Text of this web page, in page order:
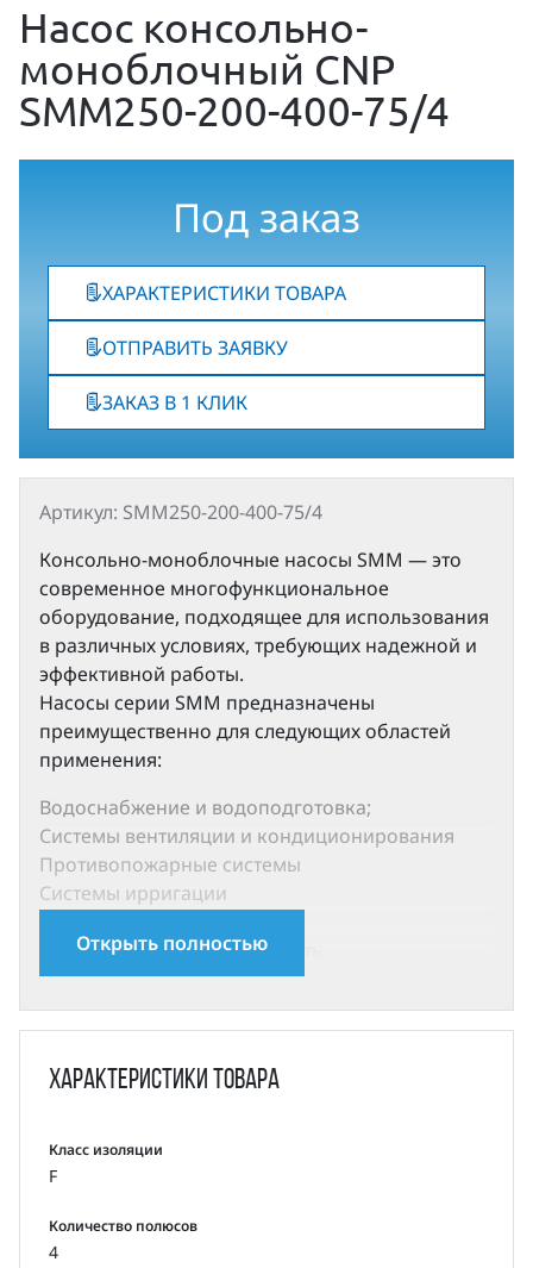
Насос консольно-
моноблочный CNP
SMM250-200-400-75/4
Под заказ
ХАРАКТЕРИСТИКИ ТОВАРА
ОТПРАВИТЬ ЗАЯВКУ
ЗАКАЗ В 1 КЛИК
Артикул: SMM250-200-400-75/4
Консольно-моноблочные насосы SMM — это
современное многофункциональное
оборудование, подходящее для использования
в различных условиях, требующих надежной и
эффективной работы.
Насосы серии SMM предназначены
преимущественно для следующих областей
применения:
Водоснабжение и водоподготовка;
Системы вентиляции и кондиционирования
Противопожарные системы
Системы ирригации
Химическая промышленность
и четырехполюсными электродвигателями
охлаждением со следующими электрическими
Степень защиты: IP55
Класс изоляции: F
Класс энергоэффективности: IE2 (IE3 по запросу)
Частота: 50 Гц
Открыть полностью
Характеристики товара
Класс изоляции
F
Количество полюсов
4